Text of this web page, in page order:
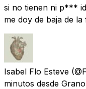
si no tienen ni p***
me doy de baja de la
Isabel Flo Esteve
minutos desde